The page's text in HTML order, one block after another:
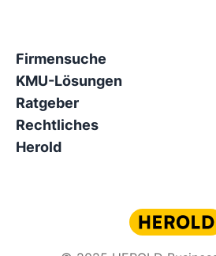
Firmensuche
KMU-Lösungen
Ratgeber
Rechtliches
Herold